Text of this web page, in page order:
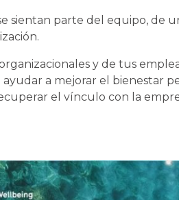
sientan parte del equipo, de
y de tus
a mejorar el bienestar
el vínculo con la